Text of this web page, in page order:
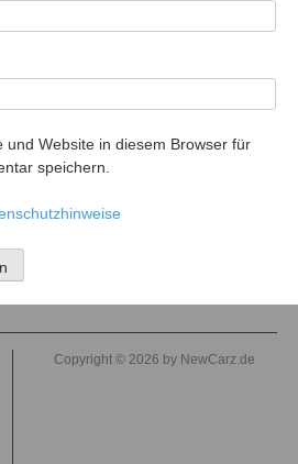
und Website in diesem Browser für
speichern.
Copyright © 2026 by NewCarz.de